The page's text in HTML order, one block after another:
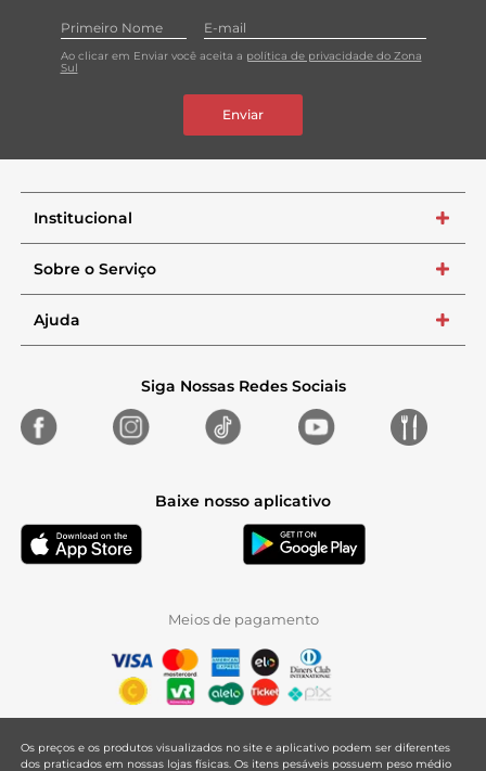
Ao clicar em Enviar você aceita a política de privacidade do Zona
Sul
Enviar
Institucional +
Sobre o Serviço +
Ajuda +
Siga Nossas Redes Sociais
Baixe nosso aplicativo
Meios de pagamento
Os preços e os produtos visualizados no site e aplicativo podem ser diferentes
dos praticados em nossas lojas físicas. Os itens pesáveis possuem peso médio